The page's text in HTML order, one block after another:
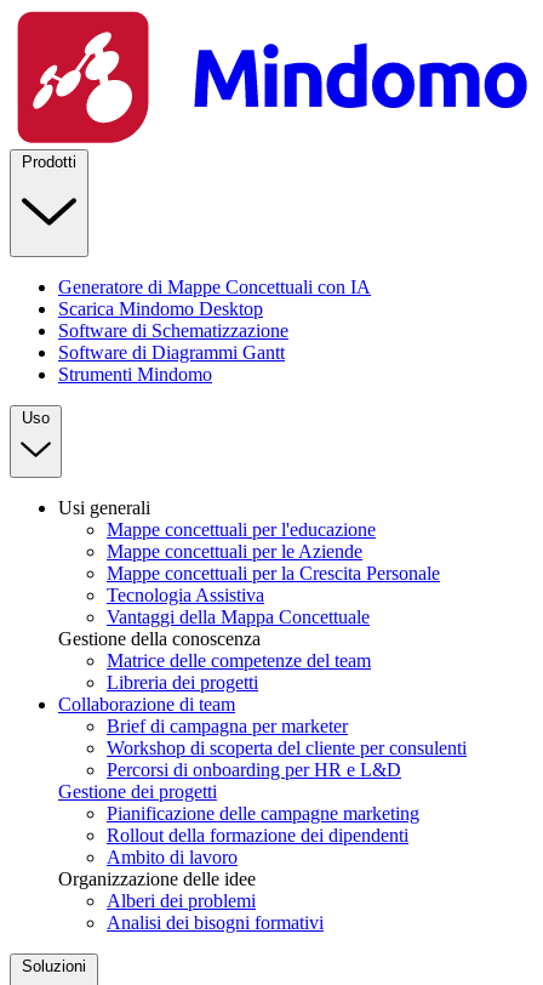
Prodotti
Generatore di Mappe Concettuali con IA
Scarica Mindomo Desktop
Software di Schematizzazione
Software di Diagrammi Gantt
Strumenti Mindomo
Uso
Usi generali
Mappe concettuali per l'educazione
Mappe concettuali per le Aziende
Mappe concettuali per la Crescita Personale
Tecnologia Assistiva
Vantaggi della Mappa Concettuale
Gestione della conoscenza
Matrice delle competenze del team
Libreria dei progetti
Collaborazione di team
Brief di campagna per marketer
Workshop di scoperta del cliente per consulenti
Percorsi di onboarding per HR e L&D
Gestione dei progetti
Pianificazione delle campagne marketing
Rollout della formazione dei dipendenti
Ambito di lavoro
Organizzazione delle idee
Alberi dei problemi
Analisi dei bisogni formativi
Soluzioni